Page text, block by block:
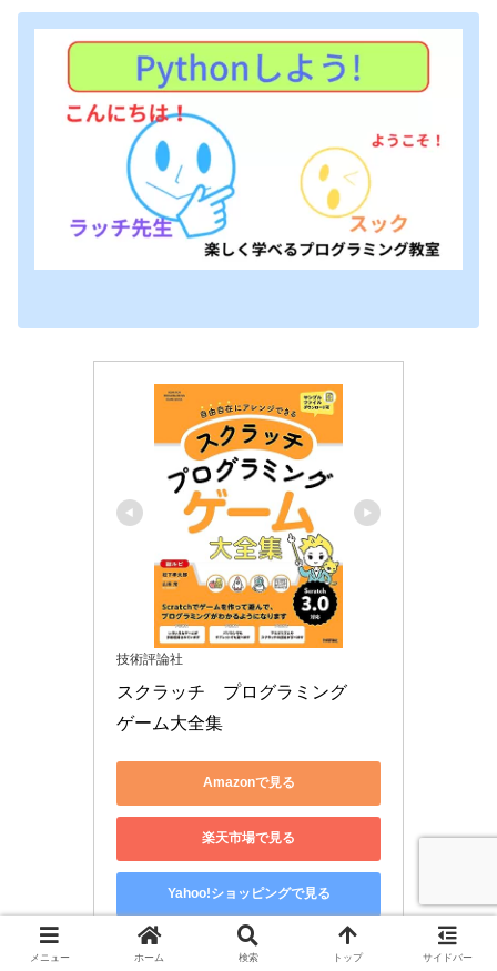
技術評論社
スクラッチ　プログラミング
ゲーム大全集
Amazonで見る
楽天市場で見る
Yahoo!ショッピングで見る
メニュー ホーム 検索 トップ サイドバー